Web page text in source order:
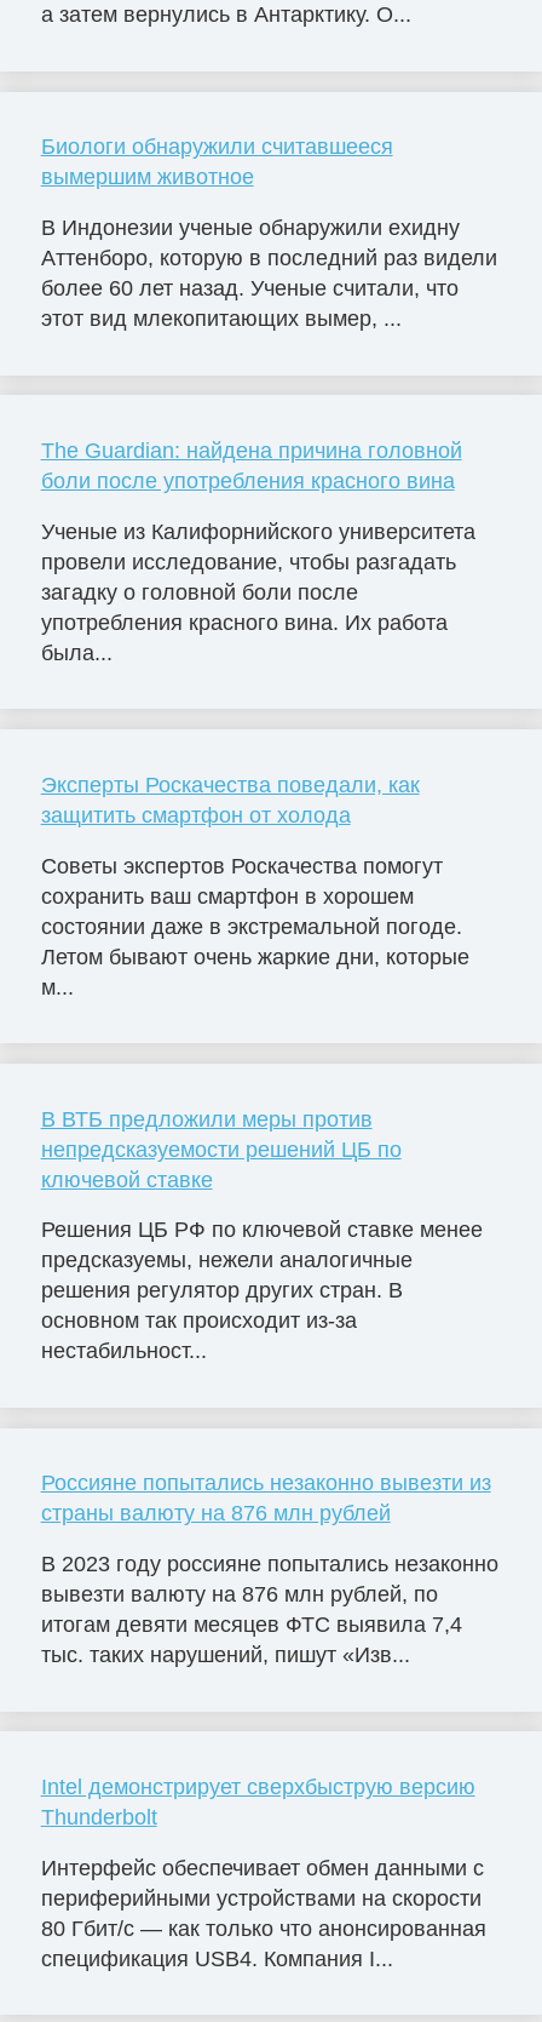
а затем вернулись в Антарктику. О...
Биологи обнаружили считавшееся
вымершим животное
В Индонезии ученые обнаружили ехидну
Аттенборо, которую в последний раз видели
более 60 лет назад. Ученые считали, что
этот вид млекопитающих вымер, ...
The Guardian: найдена причина головной
боли после употребления красного вина
Ученые из Калифорнийского университета
провели исследование, чтобы разгадать
загадку о головной боли после
употребления красного вина. Их работа
была...
Эксперты Роскачества поведали, как
защитить смартфон от холода
Советы экспертов Роскачества помогут
сохранить ваш смартфон в хорошем
состоянии даже в экстремальной погоде.
Летом бывают очень жаркие дни, которые
м...
В ВТБ предложили меры против
непредсказуемости решений ЦБ по
ключевой ставке
Решения ЦБ РФ по ключевой ставке менее
предсказуемы, нежели аналогичные
решения регулятор других стран. В
основном так происходит из-за
нестабильност...
Россияне попытались незаконно вывезти из
страны валюту на 876 млн рублей
В 2023 году россияне попытались незаконно
вывезти валюту на 876 млн рублей, по
итогам девяти месяцев ФТС выявила 7,4
тыс. таких нарушений, пишут «Изв...
Intel демонстрирует сверхбыструю версию
Thunderbolt
Интерфейс обеспечивает обмен данными с
периферийными устройствами на скорости
80 Гбит/с — как только что анонсированная
спецификация USB4. Компания I...